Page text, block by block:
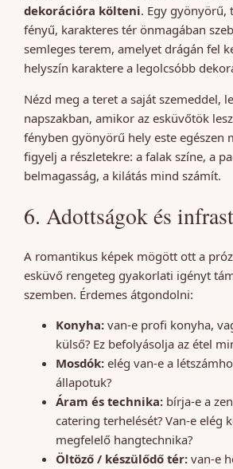
dekorációra költeni. Egy gyönyörű,
fényű, karakteres tér önmagában
semleges terem, amelyet drágán fel
helyszín karaktere a legolcsóbb
Nézd meg a teret a saját szemeddel,
napszakban, amikor az esküvőtök
fényben gyönyörű hely este egészen
figyelj a részletekre: a falak színe, a
belmagasság, a kilátás mind számít.
6. Adottságok és
A romantikus képek mögött ott a
esküvő rengeteg gyakorlati igényt
szemben. Érdemes átgondolni:
Konyha: van-e profi konyha,
külső? Ez befolyásolja az étel
Mosdók: elég van-e a
állapotuk?
Áram és technika: bírja-e a
catering terhelését? Van-e elég
megfelelő hangtechnika?
Öltöző / készülődő tér: van-e